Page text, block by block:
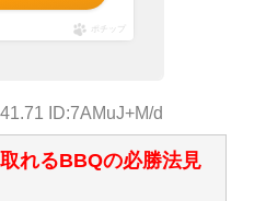
ポチップ
ID:7AMuJ+M/d
れるBBQの必勝法見